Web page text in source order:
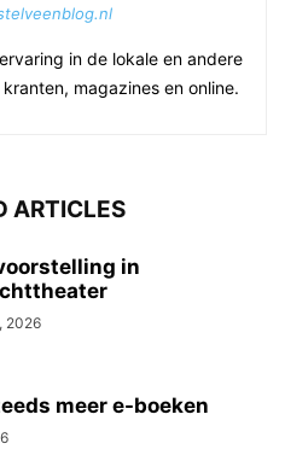
in de lokale en andere
magazines en online.
ARTICLES
in
2026
meer e-boeken